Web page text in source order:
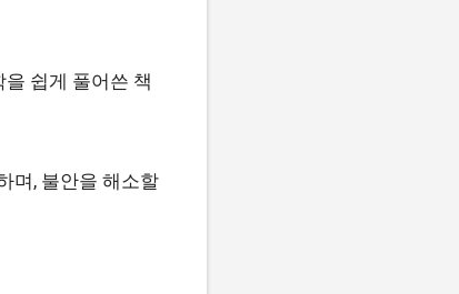
쉽게 풀어쓴 책
며, 불안을 해소할